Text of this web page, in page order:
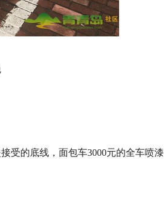
受的底线，面包车3000元的全车喷漆